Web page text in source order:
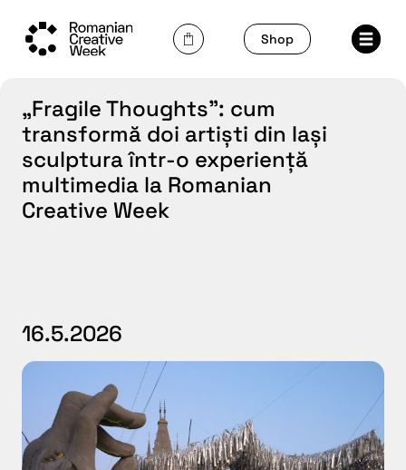
content
Shop
„Fragile Thoughts”: cum
transformă doi artiști din Iași
sculptura într-o experiență
multimedia la Romanian
Creative Week
16.5.2026